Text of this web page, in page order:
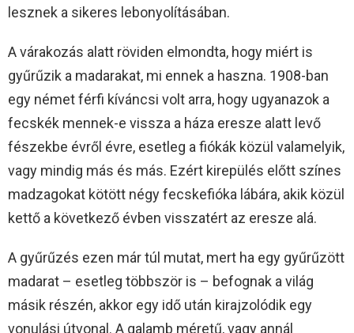
lesznek a sikeres lebonyolításában.
A várakozás alatt röviden elmondta, hogy miért is
gyűrűzik a madarakat, mi ennek a haszna. 1908-ban
egy német férfi kíváncsi volt arra, hogy ugyanazok a
fecskék mennek-e vissza a háza eresze alatt levő
fészekbe évről évre, esetleg a fiókák közül valamelyik,
vagy mindig más és más. Ezért kirepülés előtt színes
madzagokat kötött négy fecskefióka lábára, akik közül
kettő a következő évben visszatért az eresze alá.
A gyűrűzés ezen már túl mutat, mert ha egy gyűrűzött
madarat – esetleg többször is – befognak a világ
másik részén, akkor egy idő után kirajzolódik egy
vonulási útvonal. A galamb méretű, vagy annál